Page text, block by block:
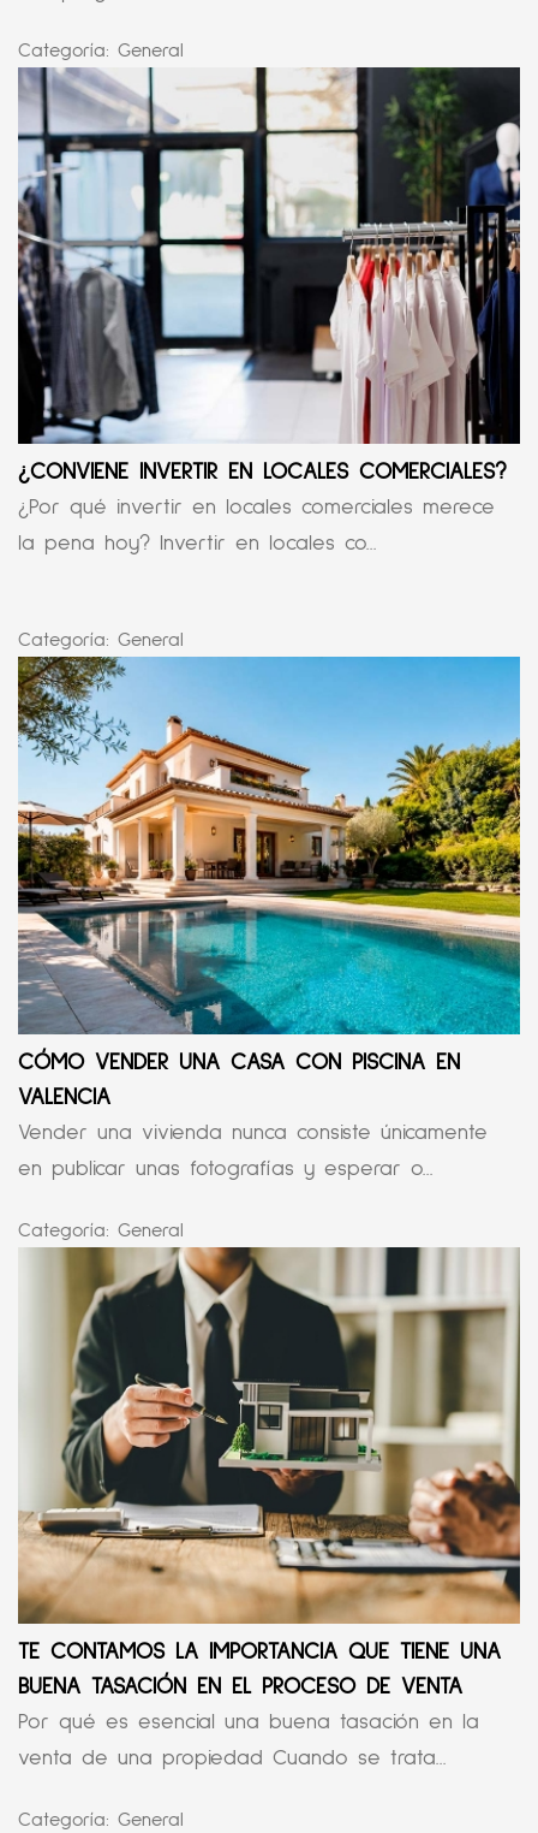
Categoría: General
¿CONVIENE INVERTIR EN LOCALES COMERCIALES?
¿Por qué invertir en locales comerciales merece
la pena hoy? Invertir en locales co...
Categoría: General
CÓMO VENDER UNA CASA CON PISCINA EN
VALENCIA
Vender una vivienda nunca consiste únicamente
en publicar unas fotografías y esperar o...
Categoría: General
TE CONTAMOS LA IMPORTANCIA QUE TIENE UNA
BUENA TASACIÓN EN EL PROCESO DE VENTA
Por qué es esencial una buena tasación en la
venta de una propiedad Cuando se trata...
Categoría: General